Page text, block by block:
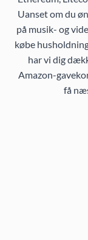
Uanset om du
på musik- og
købe
har vi dig
Amazon-
få